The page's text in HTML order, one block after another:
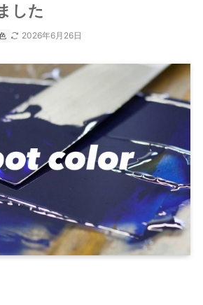
した
2026年6月26日